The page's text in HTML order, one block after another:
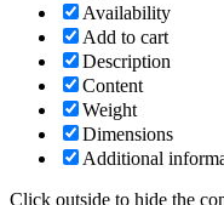
Availability
Add to cart
Description
Content
Weight
Dimensions
Additional
Click outside to hide the